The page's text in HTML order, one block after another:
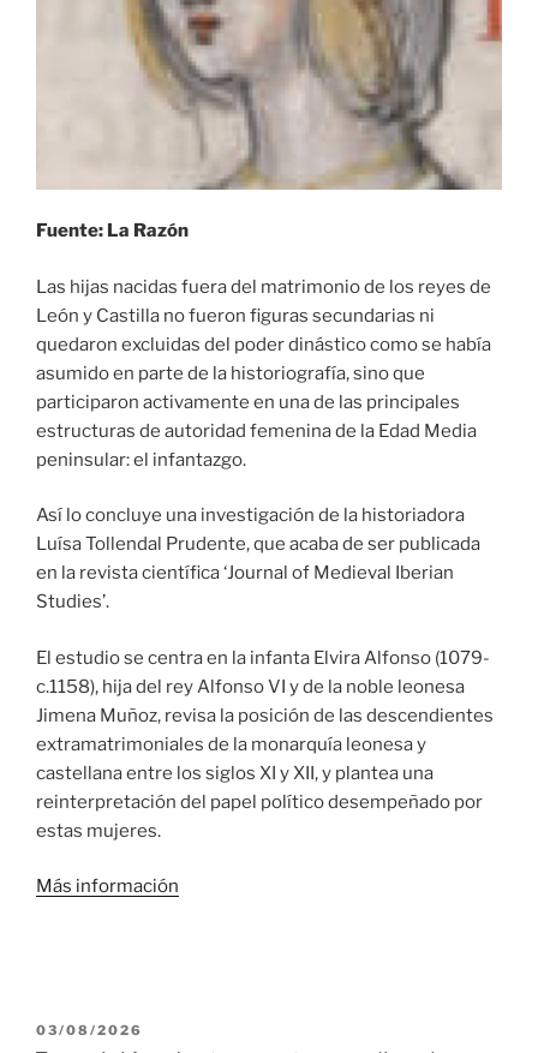
Fuente: La Razón
Las hijas nacidas fuera del matrimonio de los reyes de
León y Castilla no fueron figuras secundarias ni
quedaron excluidas del poder dinástico como se había
asumido en parte de la historiografía, sino que
participaron activamente en una de las principales
estructuras de autoridad femenina de la Edad Media
peninsular: el infantazgo.
Así lo concluye una investigación de la historiadora
Luísa Tollendal Prudente, que acaba de ser publicada
en la revista científica ‘Journal of Medieval Iberian
Studies’.
El estudio se centra en la infanta Elvira Alfonso (1079-
c.1158), hija del rey Alfonso VI y de la noble leonesa
Jimena Muñoz, revisa la posición de las descendientes
extramatrimoniales de la monarquía leonesa y
castellana entre los siglos XI y XII, y plantea una
reinterpretación del papel político desempeñado por
estas mujeres.
Más información
PUBLICADO
03/08/2026